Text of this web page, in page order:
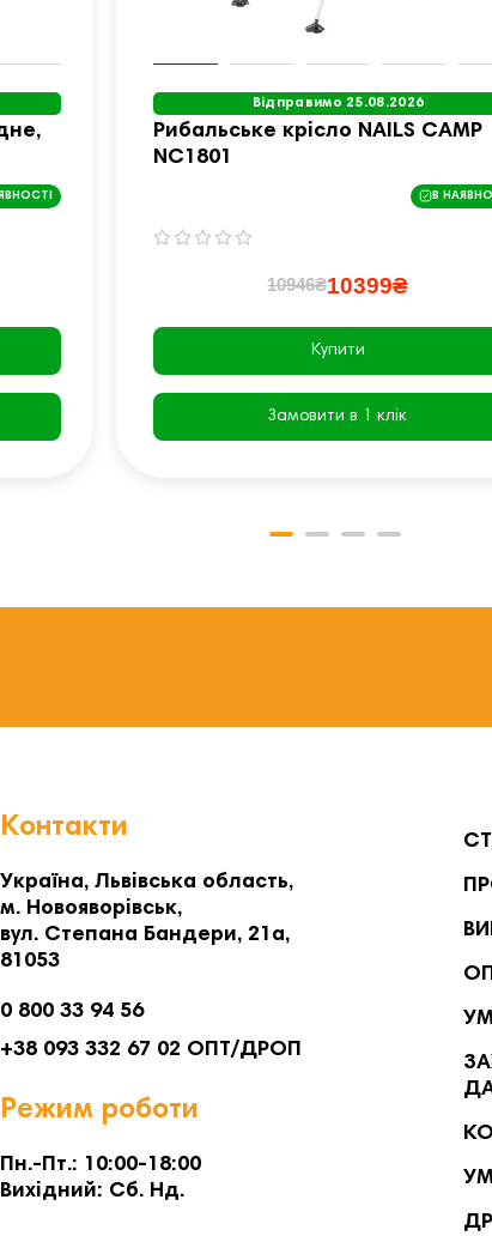
Відправимо 25.08.2026
Рибальське крісло NAILS CAMP
NC1801
В
10946₴10399₴
Купити
Замовити в 1 клік
Контакти
Україна, Львівська область,
м. Новояворівськ,
вул. Степана Бандери, 21а,
81053
0 800 33 94 56
+38 093 332 67 02 ОПТ/ДРОП
Режим роботи
Пн.-Пт.: 10:00-18:00
Вихідний: Сб. Нд.